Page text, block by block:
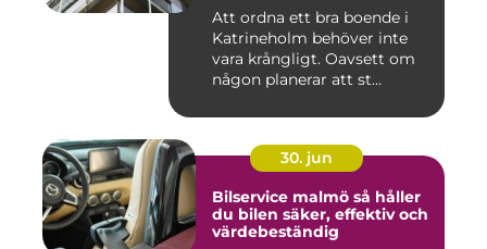
Att ordna ett bra boende i
Katrineholm behöver inte
vara krångligt. Oavsett om
någon planerar att st...
30. jun
Bilservice malmö så håller
du bilen säker, effektiv och
värdebeständig